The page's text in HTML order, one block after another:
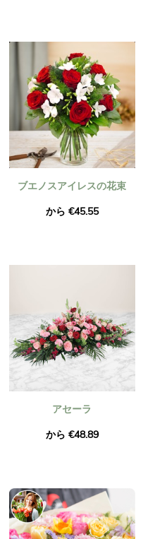
ブエノスアイレスの花束
から €45.55
アセーラ
から €48.89